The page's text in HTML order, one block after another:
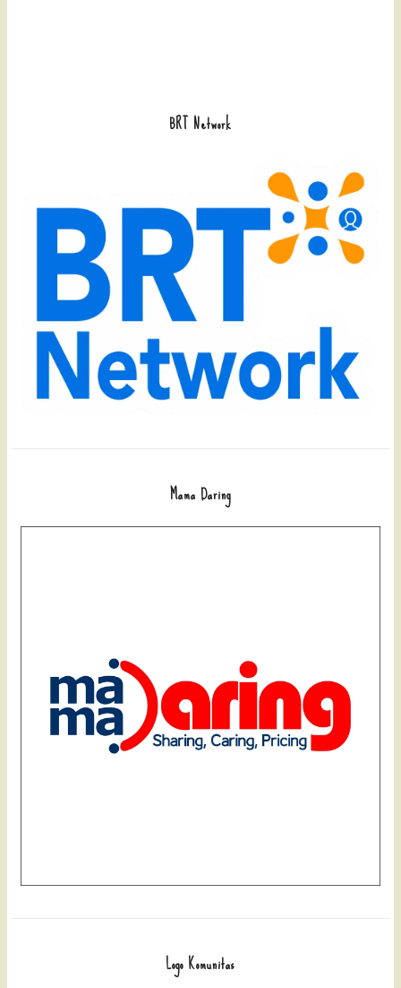
BRT Network
Mama Daring
Logo Komunitas